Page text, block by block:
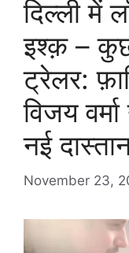
दिल्ली में
इश्क़ –
ट्रेलर:
विजय
नई
November 23,